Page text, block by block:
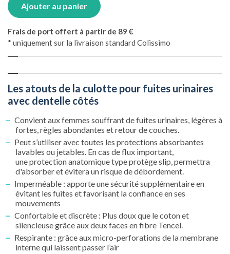
Ajouter au panier
Frais de port offert à partir de 89 €
* uniquement sur la livraison standard Colissimo
Les atouts de la culotte pour fuites urinaires
avec dentelle côtés
Convient aux femmes souffrant de fuites urinaires, légères à
fortes, règles abondantes et retour de couches.
Peut s’utiliser avec toutes les protections absorbantes
lavables ou jetables. En cas de flux important,
une protection anatomique type protège slip, permettra
d'absorber et évitera un risque de débordement.
Imperméable : apporte une sécurité supplémentaire en
évitant les fuites et favorisant la confiance en ses
mouvements
Confortable et discrète : Plus doux que le coton et
silencieuse grâce aux deux faces en fibre Tencel.
Respirante : grâce aux micro-perforations de la membrane
interne qui laissent passer l’air